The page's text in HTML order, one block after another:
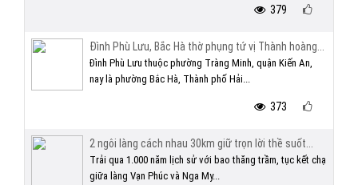
379
Đình Phù Lưu, Bắc Hà thờ phụng tứ vị Thành hoàng...
Đình Phù Lưu thuộc phường Tràng Minh, quận Kiến An,
nay là phường Bắc Hà, Thành phố Hải...
373
2 ngôi làng cách nhau 30km giữ trọn lời thề suốt...
Trải qua 1.000 năm lịch sử với bao thăng trầm, tục kết chạ
giữa làng Vạn Phúc và Nga My...